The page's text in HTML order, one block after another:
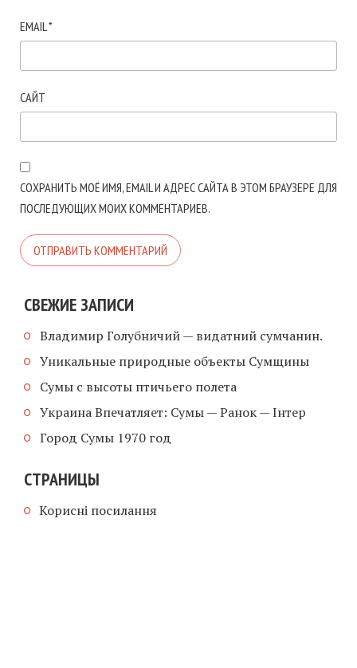
EMAIL *
САЙТ
СОХРАНИТЬ МОЁ ИМЯ, EMAIL И АДРЕС САЙТА В ЭТОМ БРАУЗЕРЕ ДЛЯ
ПОСЛЕДУЮЩИХ МОИХ КОММЕНТАРИЕВ.
СВЕЖИЕ ЗАПИСИ
Владимир Голубничий — видатний сумчанин.
Уникальные природные объекты Сумщины
Сумы с высоты птичьего полета
Украина Впечатляет: Сумы — Ранок — Інтер
Город Сумы 1970 год
СТРАНИЦЫ
Корисні посилання